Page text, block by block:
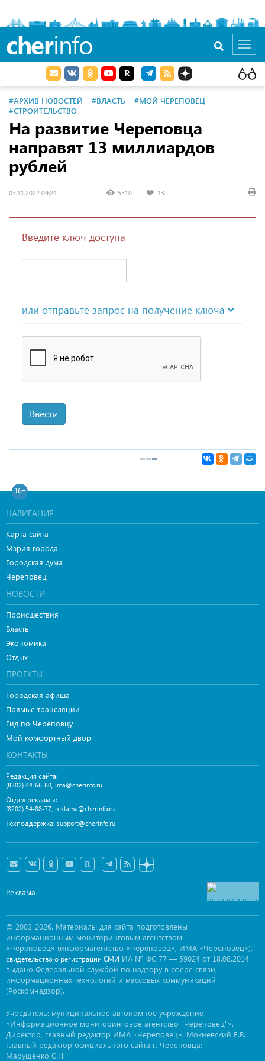
cherinfo
#АРХИВ НОВОСТЕЙ #ВЛАСТЬ
#МОЙ ЧЕРЕПОВЕЦ
#СТРОИТЕЛЬСТВО
На развитие Череповца
направят 13 миллиардов
рублей
03.11.2022 09:24 5310 13
Введите ключ доступа
или отправьте запрос на получение ключа
Ввести
16+
НАВИГАЦИЯ
Карта сайта
Мэрия города
Городская дума
Череповец
НОВОСТИ
Происшествия
Власть
Экономика
Отдых
ПРОЕКТЫ
Городская афиша
Прямые трансляции
Гид по Череповцу
Мой комфортный двор
КОНТАКТЫ
Редакция сайта:
(8202) 44-66-80 ima@cherinfo.ru
Отдел рекламы:
(8202) 54-88-77 reklama@cherinfo.ru
Техподдержка: support@cherinfo.ru
Реклама
© 2003-2026. Материалы для сайта подготовлены
информационным мониторинговым агентством
«Череповец» (информагентство «Череповец», ИМА «Череповец»),
свидетельство о регистрации СМИ ИА № ФС 77 — 59024 от 18.08.2014
выдано Федеральной службой по надзору в сфере связи,
информационных технологий и массовых коммуникаций
(Роскомнадзор).
Учредитель: муниципальное автономное учреждение
«Информационное мониторинговое агентство "Череповец"».
Директор, главный редактор ИМА «Череповец»: Мокиевский Е.В.
Главный редактор официального сайта г. Череповца:
Марущенко С.Н.